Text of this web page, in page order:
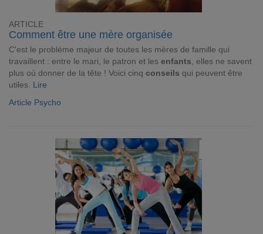
ARTICLE
Comment être une mère organisée
C'est le problème majeur de toutes les mères de famille qui
travaillent : entre le mari, le patron et les enfants , elles ne savent
plus où donner de la tête ! Voici cinq conseils qui peuvent être
utiles. Lire
Article Psycho